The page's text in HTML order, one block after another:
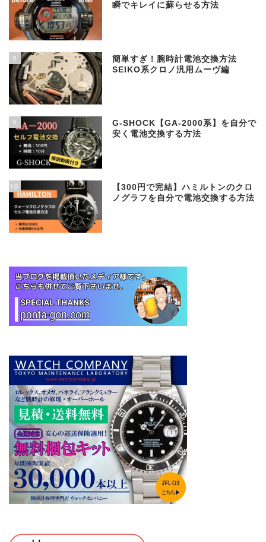
瞬でキレイに蘇らせる方法
8
簡単すぎ！腕時計電池交換方法
SEIKO系クロノ汎用ムーヴ編
9
G-SHOCK【GA-2000系】を自分で
安く電池交換する方法
10
【300円で完結】ハミルトンのクロ
ノグラフを自分で電池交換する方法